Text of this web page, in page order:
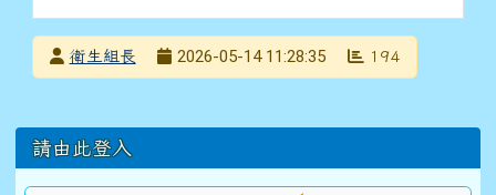
發布者衛生組長
2026-05-14 11:28:35 194
左邊區域內容
請由此登入